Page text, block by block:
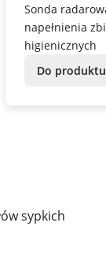
Sonda
napełnienia
higienicznych
Do produktu
sypkich